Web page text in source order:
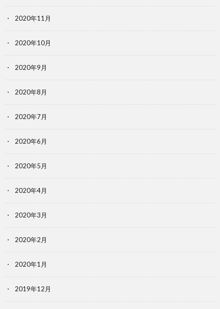
2020年11月
2020年10月
2020年9月
2020年8月
2020年7月
2020年6月
2020年5月
2020年4月
2020年3月
2020年2月
2020年1月
2019年12月